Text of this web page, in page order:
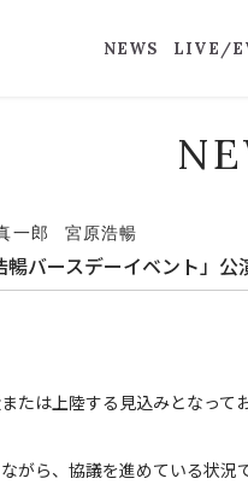
NEWS LIVE/
一郎 宮原浩暢
暢バースデーイベント」
たは上陸する見込みとなっ
がら、協議を進めている状況